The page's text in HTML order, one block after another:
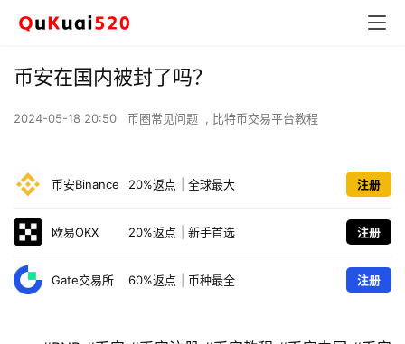
币安在国内被封了吗？
2024-05-18 20:50 币圈常见问题 , 比特币交易平台教程
币安Binance 20%返点 全球最大 注册
欧易OKX 20%返点 新手首选 注册
Gate交易所 60%返点 币种最全 注册